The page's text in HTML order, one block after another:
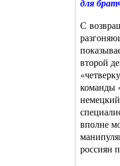
для
С
второй
команды
вполне
россиян